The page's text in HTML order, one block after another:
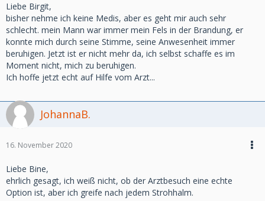
Liebe Birgit,
bisher nehme ich keine Medis, aber es geht mir auch sehr
schlecht. mein Mann war immer mein Fels in der Brandung, er
konnte mich durch seine Stimme, seine Anwesenheit immer
beruhigen. Jetzt ist er nicht mehr da, ich selbst schaffe es im
Moment nicht, mich zu beruhigen.
Ich hoffe jetzt echt auf Hilfe vom Arzt...
JohannaB.
16. November 2020
Liebe Bine,
ehrlich gesagt, ich weiß nicht, ob der Arztbesuch eine echte
Option ist, aber ich greife nach jedem Strohhalm.